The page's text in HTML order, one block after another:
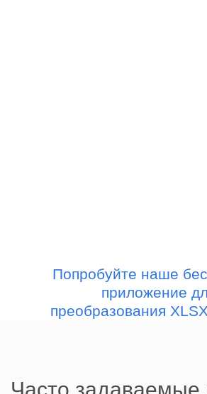
Попробуйте наше
приложение
преобразования